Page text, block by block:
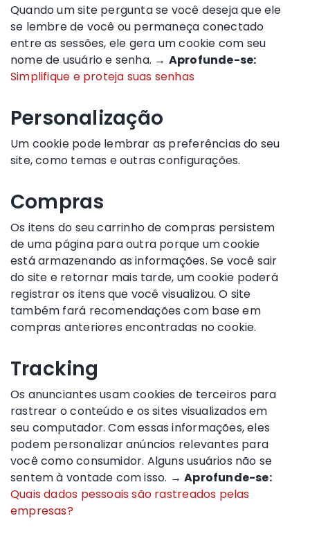
Quando um site pergunta se você deseja que ele
se lembre de você ou permaneça conectado
entre as sessões, ele gera um cookie com seu
nome de usuário e senha. → Aprofunde-se:
Simplifique e proteja suas senhas
Personalização
Um cookie pode lembrar as preferências do seu
site, como temas e outras configurações.
Compras
Os itens do seu carrinho de compras persistem
de uma página para outra porque um cookie
está armazenando as informações. Se você sair
do site e retornar mais tarde, um cookie poderá
registrar os itens que você visualizou. O site
também fará recomendações com base em
compras anteriores encontradas no cookie.
Tracking
Os anunciantes usam cookies de terceiros para
rastrear o conteúdo e os sites visualizados em
seu computador. Com essas informações, eles
podem personalizar anúncios relevantes para
você como consumidor. Alguns usuários não se
sentem à vontade com isso. →Aprofunde-se:
Quais dados pessoais são rastreados pelas
empresas?